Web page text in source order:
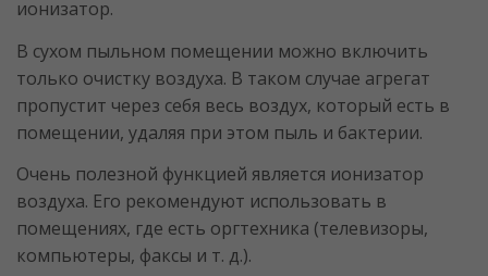
ионизатор.
В сухом пыльном помещении можно включить
только очистку воздуха. В таком случае агрегат
пропустит через себя весь воздух, который есть в
помещении, удаляя при этом пыль и бактерии.
Очень полезной функцией является ионизатор
воздуха. Его рекомендуют использовать в
помещениях, где есть оргтехника (телевизоры,
компьютеры, факсы и т. д.).